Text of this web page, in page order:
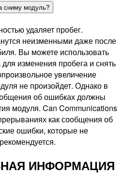
сниму модуль?
удаляет пробег.
неизменными даже после
Вы можете использовать
изменения пробега и снять
увеличение
не произойдет. Однако в
об ошибках должны
модуля. Can Communications
как сообщения об
ошибки, которые не
ИНФОРМАЦИЯ